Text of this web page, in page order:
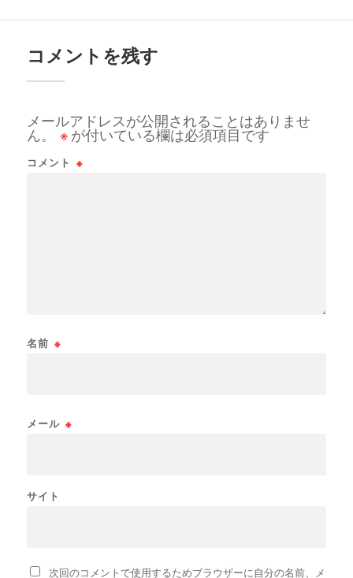
コメントを残す
メールアドレスが公開されることはありませ
ん。
※ が付いている欄は必須項目です
コメント ※
名前 ※
メール ※
サイト
次回のコメントで使用するためブラウザーに自分の名前、メ